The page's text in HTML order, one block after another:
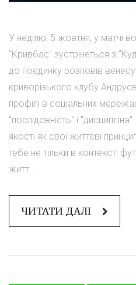
У неділю, 5 жовтня, у матчі
"Кривбас" зустрінеться з
до поєдинку розповів
криворізького клубу
профілі в соціальних
"послідовність" і
якості як свої життєві
тебе не тільки в контексті
житт...
ЧИТАТИ ДАЛІ